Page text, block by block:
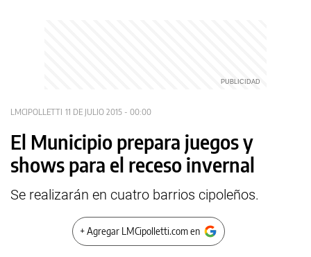
LMCIPOLLETTI 11 DE JULIO 2015 - 00:00
El Municipio prepara juegos y
shows para el receso invernal
Se realizarán en cuatro barrios cipoleños.
+ Agregar LMCipolletti.com en